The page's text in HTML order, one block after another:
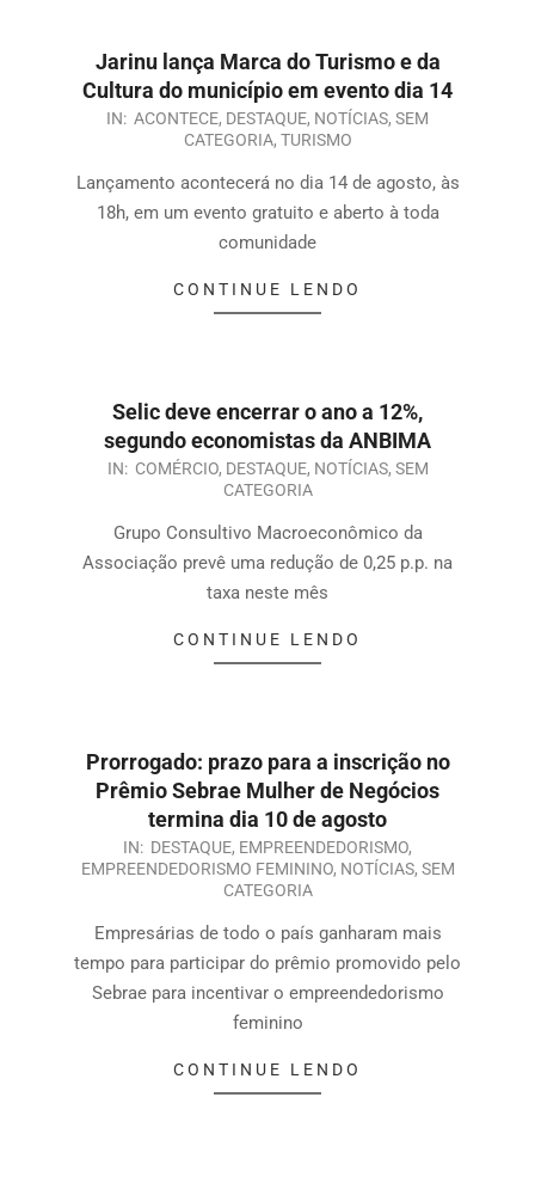
Jarinu lança Marca do Turismo e da
Cultura do município em evento dia 14
IN: ACONTECE, DESTAQUE, NOTÍCIAS, SEM
CATEGORIA, TURISMO
Lançamento acontecerá no dia 14 de agosto, às
18h, em um evento gratuito e aberto à toda
comunidade
CONTINUE LENDO
Selic deve encerrar o ano a 12%,
segundo economistas da ANBIMA
IN: COMÉRCIO, DESTAQUE, NOTÍCIAS, SEM
CATEGORIA
Grupo Consultivo Macroeconômico da
Associação prevê uma redução de 0,25 p.p. na
taxa neste mês
CONTINUE LENDO
Prorrogado: prazo para a inscrição no
Prêmio Sebrae Mulher de Negócios
termina dia 10 de agosto
IN: DESTAQUE, EMPREENDEDORISMO,
EMPREENDEDORISMO FEMININO, NOTÍCIAS, SEM
CATEGORIA
Empresárias de todo o país ganharam mais
tempo para participar do prêmio promovido pelo
Sebrae para incentivar o empreendedorismo
feminino
CONTINUE LENDO